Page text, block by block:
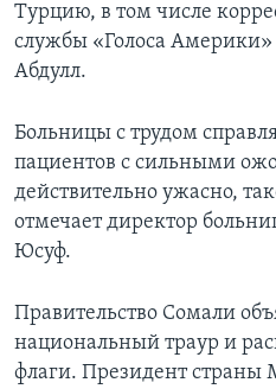
Турцию, в том числе
службы «Голоса
Абдулл.
Больницы с трудом
пациентов с сильными
действительно ужасно,
отмечает директор
Юсуф.
Правительство Сомали
национальный траур и
флаги. Президент страны